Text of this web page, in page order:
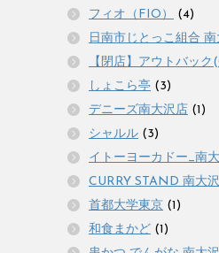
フィオ（FIO）
(4)
日南市じとっこ組合 南
【閉店】アウトバッ
しょこら亭 (3)
デニーズ南大沢店 (1)
シャルル (3)
イトーヨーカドー_南
CURRY STAND 南大
首都大学東京 (1)
和食まかど (1)